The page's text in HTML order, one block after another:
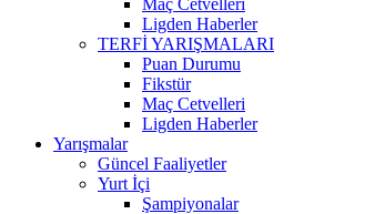
Maç Cetvelleri
Ligden Haberler
TERFİ YARIŞMALARI
Puan Durumu
Fikstür
Maç Cetvelleri
Ligden Haberler
Yarışmalar
Güncel Faaliyetler
Yurt İçi
Şampiyonalar